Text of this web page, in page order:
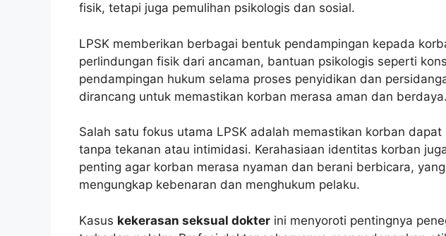
fisik, tetapi juga pemulihan psikologis dan sosial.
LPSK memberikan berbagai bentuk pendampingan kepada
perlindungan fisik dari ancaman, bantuan psikologis seperti
pendampingan hukum selama proses penyidikan dan
dirancang untuk memastikan korban merasa aman dan berdaya.
Salah satu fokus utama LPSK adalah memastikan korban
tanpa tekanan atau intimidasi. Kerahasiaan identitas korban
penting agar korban merasa nyaman dan berani berbicara,
mengungkap kebenaran dan menghukum pelaku.
Kasus kekerasan seksual dokter ini menyoroti pentingnya